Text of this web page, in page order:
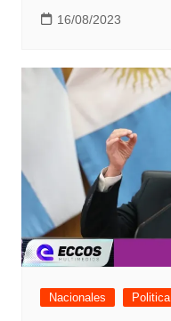
16/08/2023
Nacionales Politica